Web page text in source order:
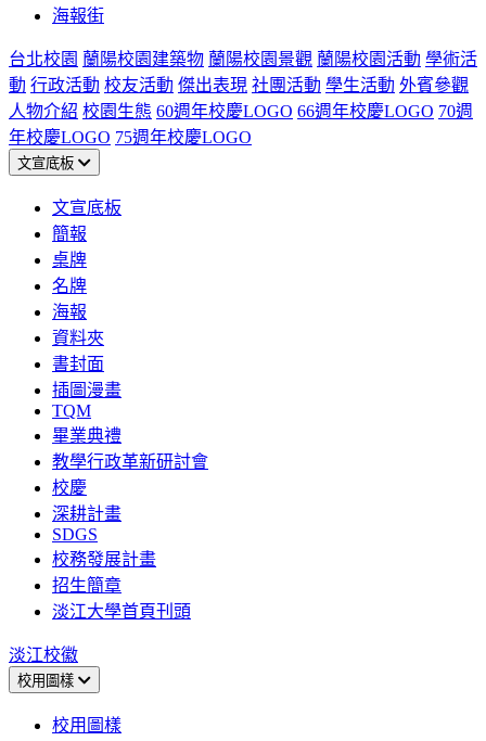
海報街
台北校園 蘭陽校園建築物 蘭陽校園景觀 蘭陽校園活動 學術活
動 行政活動 校友活動 傑出表現 社團活動 學生活動 外賓參觀
人物介紹 校園生態 60週年校慶LOGO 66週年校慶LOGO 70週
年校慶LOGO 75週年校慶LOGO
文宣底板
文宣底板
簡報
桌牌
名牌
海報
資料夾
書封面
插圖漫畫
TQM
畢業典禮
教學行政革新研討會
校慶
深耕計畫
SDGS
校務發展計畫
招生簡章
淡江大學首頁刊頭
淡江校徽
校用圖樣
校用圖樣